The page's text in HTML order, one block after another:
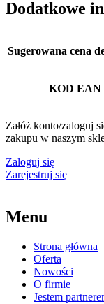
Dodatkowe
Sugerowana cena
KOD EAN
Załóż konto/zaloguj
zakupu w naszym
Zaloguj się
Zarejestruj się
Menu
Strona główna
Oferta
Nowości
O firmie
Jestem